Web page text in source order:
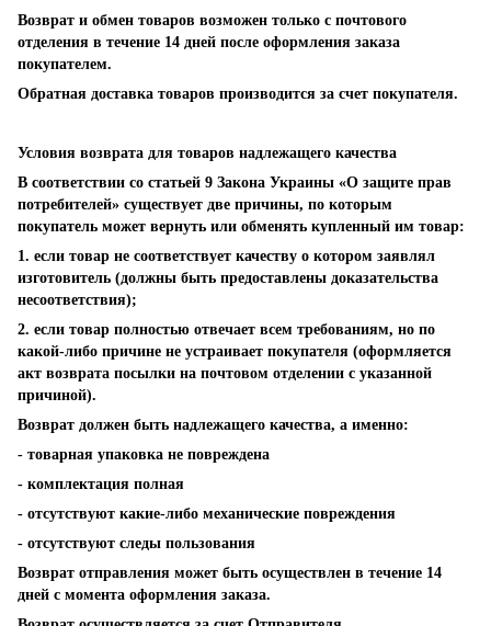
Возврат и обмен товаров возможен только с почтового
отделения в течение 14 дней после оформления заказа
покупателем.
Обратная доставка товаров производится за счет покупателя.
Условия возврата для товаров надлежащего качества
В соответствии со статьей 9 Закона Украины «О защите прав
потребителей» существует две причины, по которым
покупатель может вернуть или обменять купленный им товар:
1. если товар не соответствует качеству о котором заявлял
изготовитель (должны быть предоставлены доказательства
несоответствия);
2. если товар полностью отвечает всем требованиям, но по
какой-либо причине не устраивает покупателя (оформляется
акт возврата посылки на почтовом отделении с указанной
причиной).
Возврат должен быть надлежащего качества, а именно:
- товарная упаковка не повреждена
- комплектация полная
- отсутствуют какие-либо механические повреждения
- отсутствуют следы пользования
Возврат отправления может быть осуществлен в течение 14
дней с момента оформления заказа.